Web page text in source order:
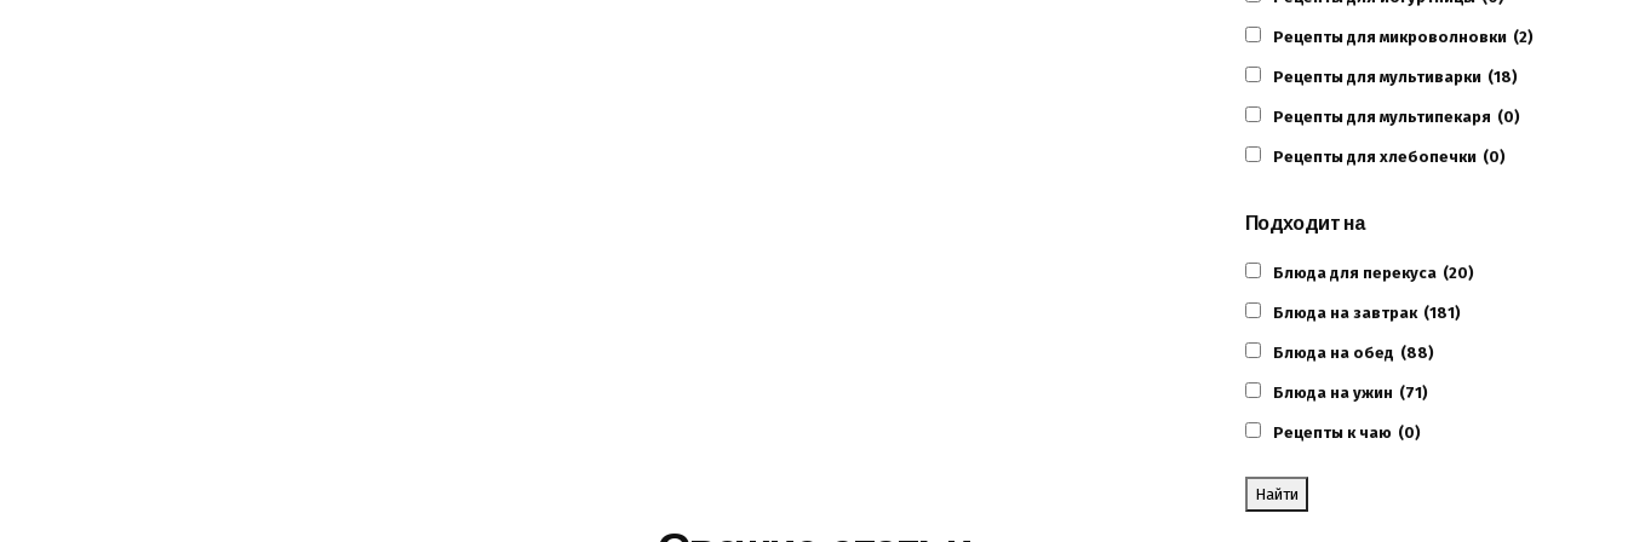
Рецепты для микроволновки (2)
Рецепты для мультиварки (18)
Рецепты для мультипекаря (0)
Рецепты для хлебопечки (0)
Подходит на
Блюда для перекуса (20)
Блюда на завтрак (181)
Блюда на обед (88)
Блюда на ужин (71)
Рецепты к чаю (0)